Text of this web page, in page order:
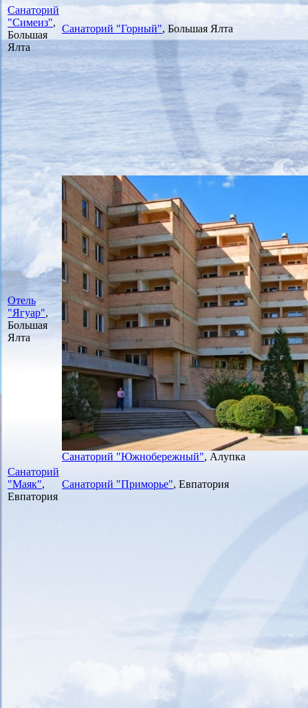
Санаторий
"Симеиз",
Большая
Ялта
Санаторий "Горный", Большая Ялта
Отель
"Ягуар",
Большая
Ялта
Санаторий "Южнобережный", Алупка
Санаторий
"Маяк",
Евпатория
Санаторий "Приморье", Евпатория